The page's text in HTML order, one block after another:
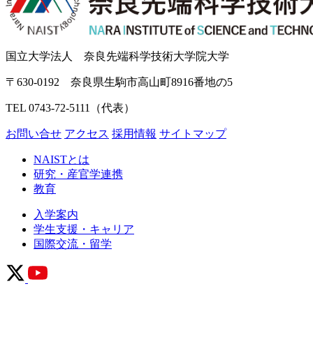
国立大学法人 奈良先端科学技術大学院大学
〒630-0192 奈良県生駒市高山町8916番地の5
TEL 0743-72-5111（代表）
お問い合せ アクセス 採用情報 サイトマップ
NAISTとは
研究・産官学連携
教育
入学案内
学生支援・キャリア
国際交流・留学